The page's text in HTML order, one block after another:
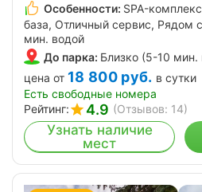
Особенности: SPA-
база, Отличный сервис, Рядом
мин. водой
До парка: Близко (5-10
цена от 18 800 руб. в сутки
Есть свободные номера
Рейтинг:
4.9 (Отзывов: 14)
Узнать наличие
мест